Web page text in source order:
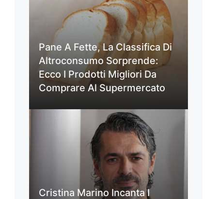
Pane A Fette, La Classifica Di
Altroconsumo Sorprende:
Ecco I Prodotti Migliori Da
Comprare Al Supermercato
Cristina Marino Incanta I